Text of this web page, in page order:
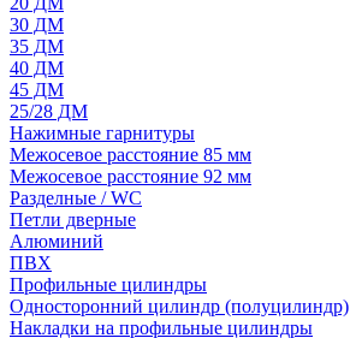
30 ДМ
35 ДМ
40 ДМ
45 ДМ
25/28 ДМ
Нажимные гарнитуры
Межосевое расстояние 85 мм
Межосевое расстояние 92 мм
Разделные / WC
Петли дверные
Алюминий
ПВХ
Профильные цилиндры
Односторонний цилиндр (полуцилиндр)
Накладки на профильные цилиндры